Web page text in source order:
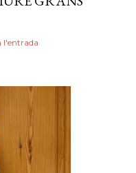
l'entrada